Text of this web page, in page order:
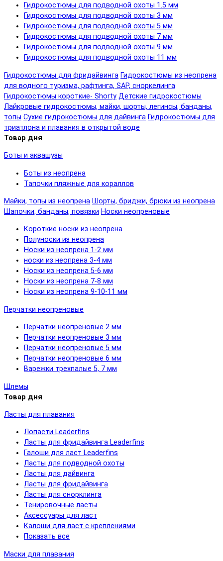
Гидрокостюмы для подводной охоты 1.5 мм
Гидрокостюмы для подводной охоты 3 мм
Гидрокостюмы для подводной охоты 5 мм
Гидрокостюмы для подводной охоты 7 мм
Гидрокостюмы для подводной охоты 9 мм
Гидрокостюмы для подводной охоты 11 мм
Гидрокостюмы для фридайвинга Гидрокостюмы из неопрена
для водного туризма, рафтинга, SAP, сноркелинга
Гидрокостюмы короткие- Shorty Детские гидрокостюмы
Лайкровые гидрокостюмы, майки, шорты, легинсы, банданы,
топы Сухие гидрокостюмы для дайвинга Гидрокостюмы для
триатлона и плавания в открытой воде
Товар дня
Боты и аквашузы
Боты из неопрена
Тапочки пляжные для кораллов
Майки, топы из неопрена Шорты, бриджи, брюки из неопрена
Шапочки, банданы, повязки Носки неопреновые
Короткие носки из неопрена
Полуноски из неопрена
Носки из неопрена 1-2 мм
носки из неопрена 3-4 мм
Носки из неопрена 5-6 мм
Носки из неопрена 7-8 мм
Носки из неопрена 9-10-11 мм
Перчатки неопреновые
Перчатки неопреновые 2 мм
Перчатки неопреновые 3 мм
Перчатки неопреновые 5 мм
Перчатки неопреновые 6 мм
Варежки трехпалые 5, 7 мм
Шлемы
Товар дня
Ласты для плавания
Лопасти Leaderfins
Ласты для фридайвинга Leaderfins
Галоши для ласт Leaderfins
Ласты для подводной охоты
Ласты для дайвинга
Ласты для фридайвинга
Ласты для снорклинга
Тенировочные ласты
Аксессуары для ласт
Калоши для ласт с креплениями
Показать все
Маски для плавания